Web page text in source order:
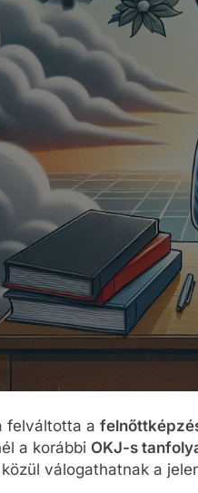
felváltotta a
a korábbi OKJ-s
válogathatnak a